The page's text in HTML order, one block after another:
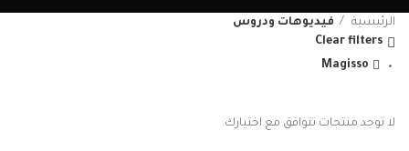
الرئيسية
فيديوهات ودروس
Clear filters
Magisso
لا توجد منتجات تتوافق مع اختيارك.